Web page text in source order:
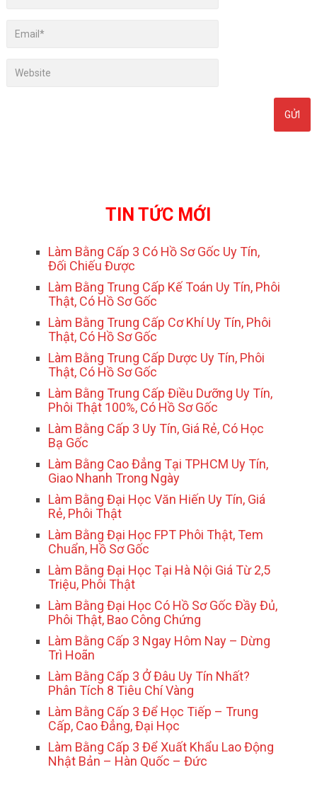
TIN TỨC MỚI
Làm Bằng Cấp 3 Có Hồ Sơ Gốc Uy Tín,
Đối Chiếu Được
Làm Bằng Trung Cấp Kế Toán Uy Tín, Phôi
Thật, Có Hồ Sơ Gốc
Làm Bằng Trung Cấp Cơ Khí Uy Tín, Phôi
Thật, Có Hồ Sơ Gốc
Làm Bằng Trung Cấp Dược Uy Tín, Phôi
Thật, Có Hồ Sơ Gốc
Làm Bằng Trung Cấp Điều Dưỡng Uy Tín,
Phôi Thật 100%, Có Hồ Sơ Gốc
Làm Bằng Cấp 3 Uy Tín, Giá Rẻ, Có Học
Bạ Gốc
Làm Bằng Cao Đẳng Tại TPHCM Uy Tín,
Giao Nhanh Trong Ngày
Làm Bằng Đại Học Văn Hiến Uy Tín, Giá
Rẻ, Phôi Thật
Làm Bằng Đại Học FPT Phôi Thật, Tem
Chuẩn, Hồ Sơ Gốc
Làm Bằng Đại Học Tại Hà Nội Giá Từ 2,5
Triệu, Phôi Thật
Làm Bằng Đại Học Có Hồ Sơ Gốc Đầy Đủ,
Phôi Thật, Bao Công Chứng
Làm Bằng Cấp 3 Ngay Hôm Nay – Dừng
Trì Hoãn
Làm Bằng Cấp 3 Ở Đâu Uy Tín Nhất?
Phân Tích 8 Tiêu Chí Vàng
Làm Bằng Cấp 3 Để Học Tiếp – Trung
Cấp, Cao Đẳng, Đại Học
Làm Bằng Cấp 3 Để Xuất Khẩu Lao Động
Nhật Bản – Hàn Quốc – Đức